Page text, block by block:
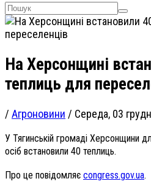
На Херсонщині
теплиць для
/ Агроновини / Середа, 03
У Тягинській громаді Херсонщини
осіб встановили 40 теплиць.
Про це повідомляє congress.gov.ua.